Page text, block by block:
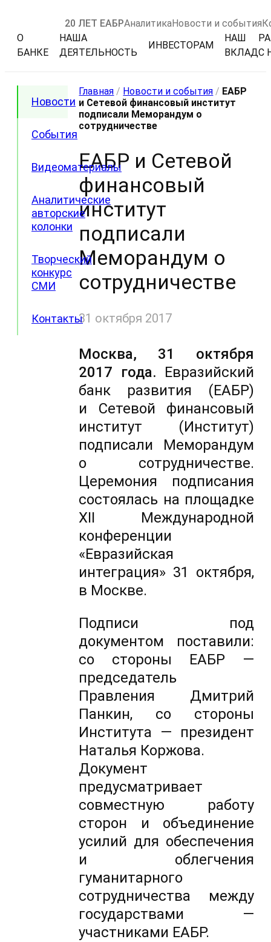
20 ЛЕТ ЕАБРАналитикаНовости и события
О
БАНКЕ
НАША
ДЕЯТЕЛЬНОСТЬ
ИНВЕСТОРАМ
НАШ
ВКЛАДС
Новости
События
Видеоматериалы
Аналитические
авторские
колонки
Творческий
конкурс
СМИ
Контакты
Главная / Новости и события / ЕАБР
и Сетевой финансовый институт
подписали Меморандум о
сотрудничестве
ЕАБР и Сетевой
финансовый
институт
подписали
Меморандум о
сотрудничестве
31 октября 2017
Москва, 31 октября
2017 года. Евразийский
банк развития (ЕАБР)
и Сетевой финансовый
институт (Институт)
подписали Меморандум
о сотрудничестве.
Церемония подписания
состоялась на площадке
XII Международной
конференции
«Евразийская
интеграция» 31 октября,
в Москве.
Подписи под
документом поставили:
со стороны ЕАБР —
председатель
Правления Дмитрий
Панкин, со стороны
Института — президент
Наталья Коржова.
Документ
предусматривает
совместную работу
сторон и объединение
усилий для обеспечения
и облегчения
гуманитарного
сотрудничества между
государствами —
участниками ЕАБР.